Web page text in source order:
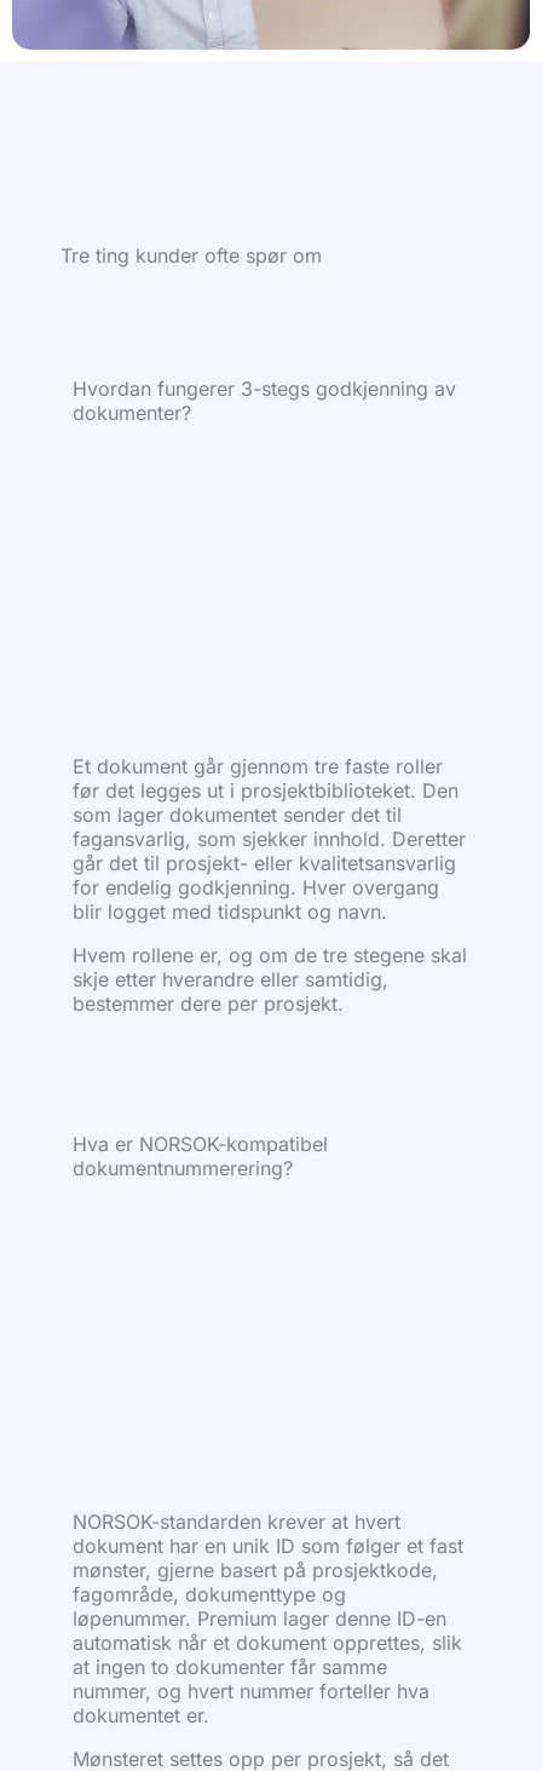
Tre ting kunder ofte spør om
Hvordan fungerer 3-stegs godkjenning av
dokumenter?
Et dokument går gjennom tre faste roller
før det legges ut i prosjektbiblioteket. Den
som lager dokumentet sender det til
fagansvarlig, som sjekker innhold. Deretter
går det til prosjekt- eller kvalitetsansvarlig
for endelig godkjenning. Hver overgang
blir logget med tidspunkt og navn.
Hvem rollene er, og om de tre stegene skal
skje etter hverandre eller samtidig,
bestemmer dere per prosjekt.
Hva er NORSOK-kompatibel
dokumentnummerering?
NORSOK-standarden krever at hvert
dokument har en unik ID som følger et fast
mønster, gjerne basert på prosjektkode,
fagområde, dokumenttype og
løpenummer. Premium lager denne ID-en
automatisk når et dokument opprettes, slik
at ingen to dokumenter får samme
nummer, og hvert nummer forteller hva
dokumentet er.
Mønsteret settes opp per prosjekt, så det